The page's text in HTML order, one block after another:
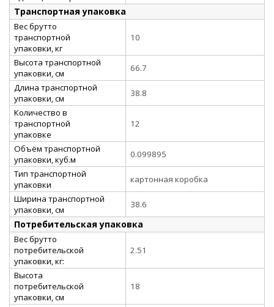
Транспортная упаковка
Вес брутто
транспортной
упаковки, кг
10
Высота транспортной
упаковки, см
66.7
Длина транспортной
упаковки, см
38.8
Количество в
транспортной
упаковке
12
Объём транспортной
упаковки, куб.м
0.099895
Тип транспортной
упаковки
картонная коробка
Ширина транспортной
упаковки, см
38.6
Потребительская упаковка
Вес брутто
потребительской
упаковки, кг:
2.51
Высота
потребительской
упаковки, см
18